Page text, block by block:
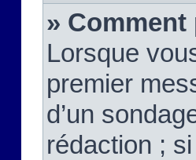
»
Lorsque
premier
d’un
rédaction ;